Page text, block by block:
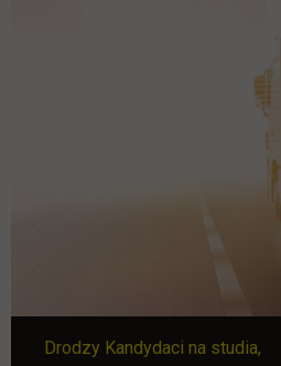
Drodzy Kandydaci na studia,